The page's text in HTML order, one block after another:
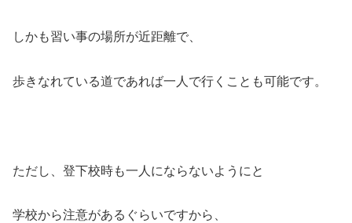
しかも習い事の場所が近距離で、
歩きなれている道であれば一人で行くことも可能です。
ただし、登下校時も一人にならないようにと
学校から注意があるぐらいですから、